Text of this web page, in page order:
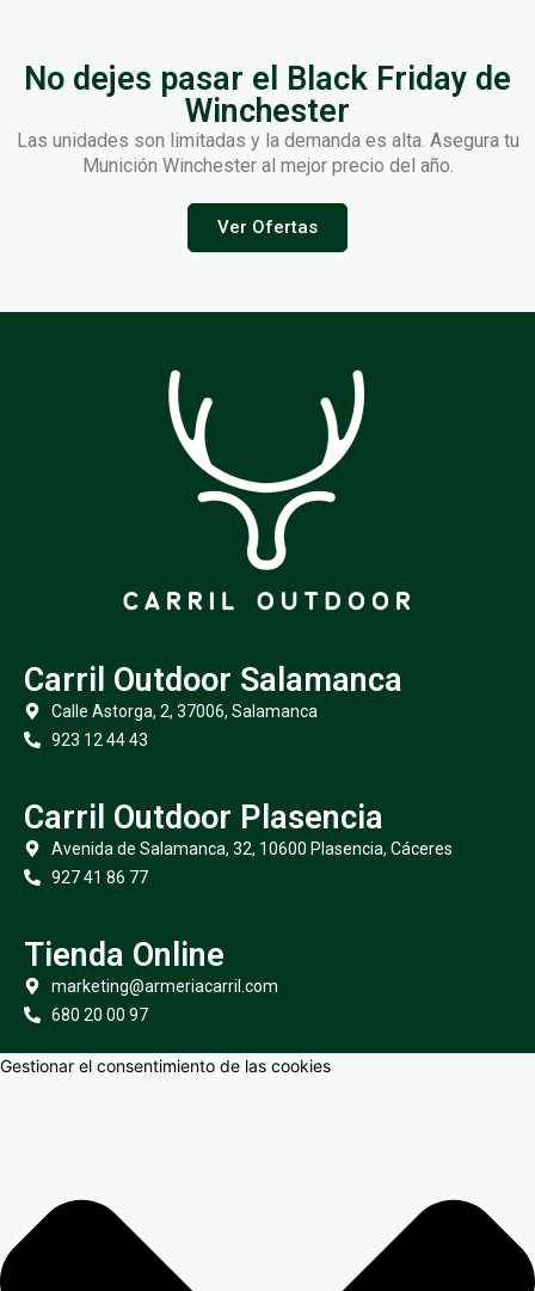
No dejes pasar el Black Friday de
Winchester
Las unidades son limitadas y la demanda es alta. Asegura tu
Munición Winchester al mejor precio del año.
Ver Ofertas
Carril Outdoor Salamanca
Calle Astorga, 2, 37006, Salamanca
923 12 44 43
Carril Outdoor Plasencia
Avenida de Salamanca, 32, 10600 Plasencia, Cáceres
927 41 86 77
Tienda Online
marketing@armeriacarril.com
680 20 00 97
Gestionar el consentimiento de las cookies